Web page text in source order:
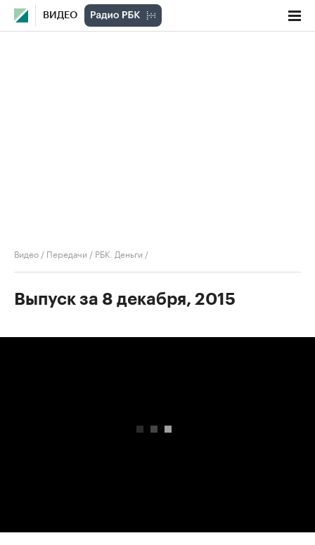
ВИДЕО
Видео / Передачи / РБК. Деньги /
Выпуск за 8 декабря, 2015